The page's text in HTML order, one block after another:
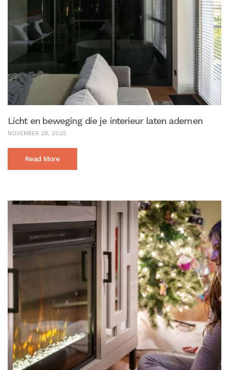
Licht en beweging die je interieur laten ademen
NOVEMBER 28, 2025
Read More